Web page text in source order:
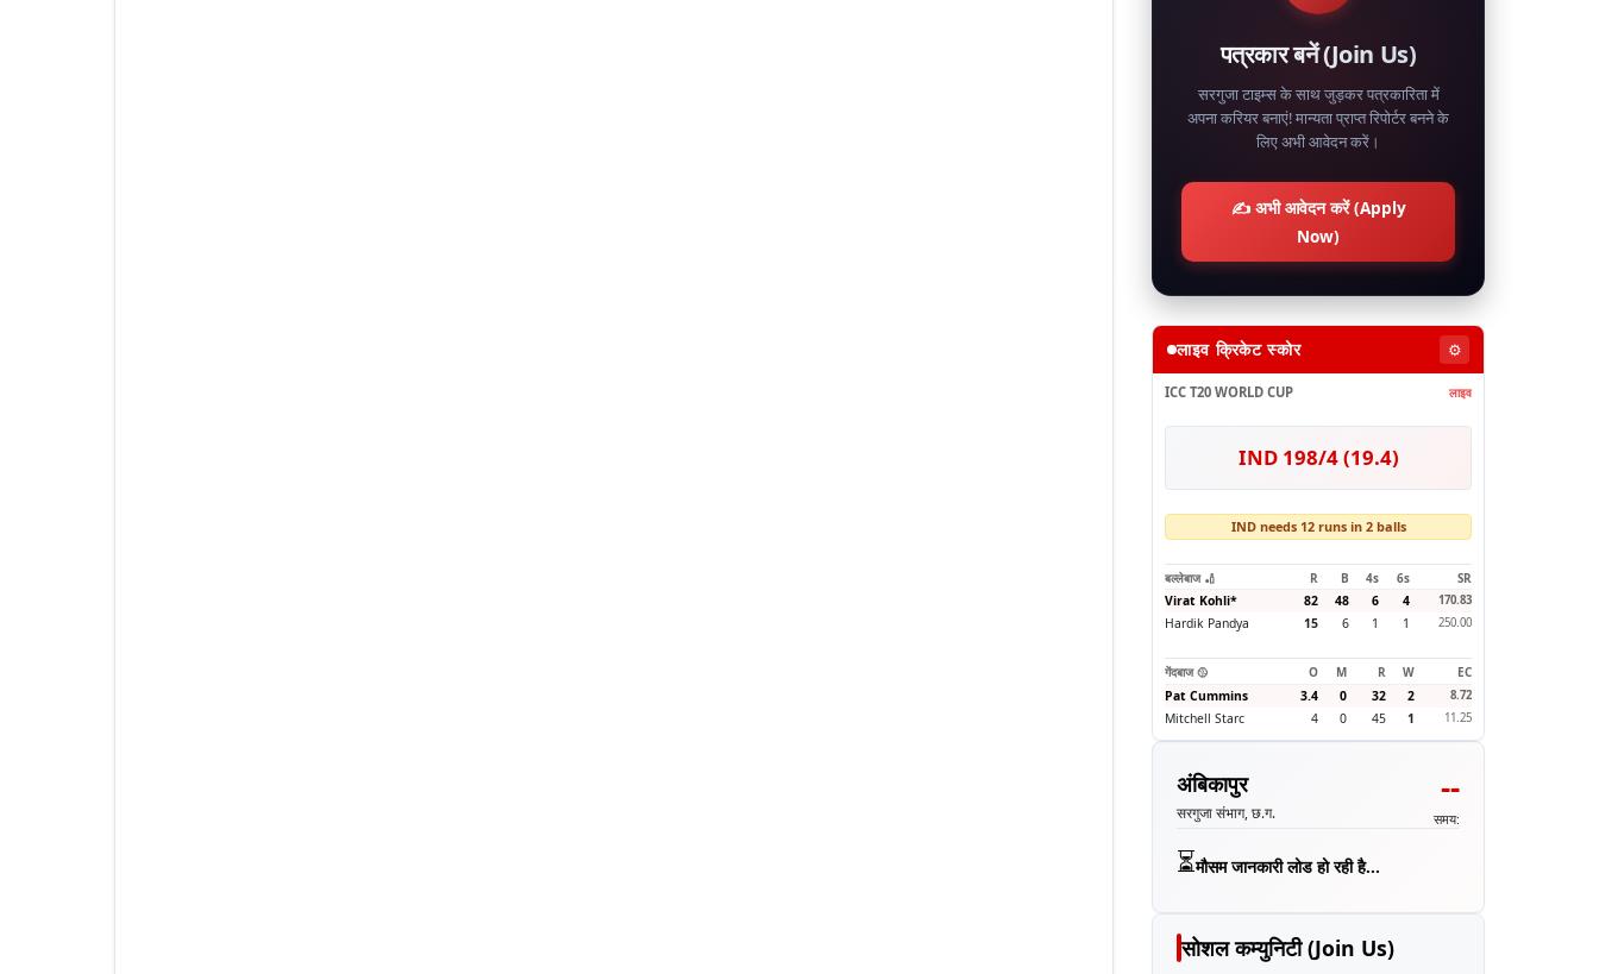
पत्रकार बनें (Join Us)
सरगुजा टाइम्स के साथ जुड़कर पत्रकारिता में
अपना करियर बनाएं! मान्यता प्राप्त रिपोर्टर बनने के
लिए अभी आवेदन करें।
✍️ अभी आवेदन करें (Apply
Now)
लाइव क्रिकेट स्कोर ⚙️
ICC T20 WORLD CUP लाइव
IND 198/4 (19.4)
IND needs 12 runs in 2 balls
बल्लेबाज 🏏 R B 4s 6s
SR
Virat Kohli* 82 48 6 4 170.83
Hardik Pandya 15 6 1 1 250.00
गेंदबाज 🥎 O M R W
EC
Pat Cummins
3.4 0 32 2 8.72
Mitchell Starc 4 0 45 1 11.25
अंबिकापुर
सरगुजा संभाग, छ.ग.
--
समय:
⏳मौसम जानकारी लोड हो रही है...
सोशल कम्युनिटी (Join Us)